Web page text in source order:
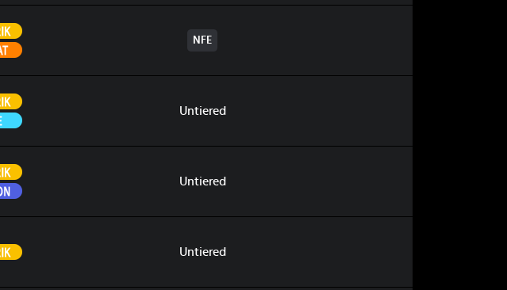
Électrik
Combat
NFE
Électrik
Glace
Untiered
Électrik
Dragon
Untiered
Électrik Untiered